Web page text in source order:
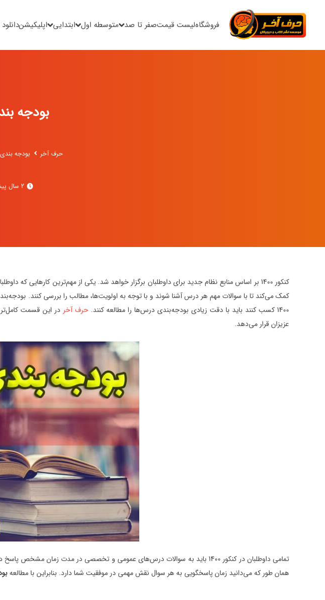
فروشگاهلیست قیمتصفر تا صد متوسطه اول ابتدایی اپلیکیشن
بودجه
حرف آخر بودجه
2 سال پیش
1400 کسب کنند باید با دقت زیادی بودجه‌بندی درس‌ها را مطالعه کنند.
حرف آخر
عزیزان قرار می‌دهد.
تمامی داوطلبان در کنکور 1400 باید به سوالات درس‌های عمومی و تخصصی در مدت
همان طور که می‌دانید زمان پاسخگویی به هر سوال نقش مهمی در موفقیت شما دارد. بنابراین با مطالعه